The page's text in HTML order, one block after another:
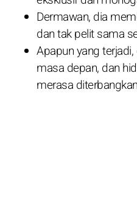
Dermawan, dia
dan tak pelit sama
Apapun yang
masa depan, dan
merasa